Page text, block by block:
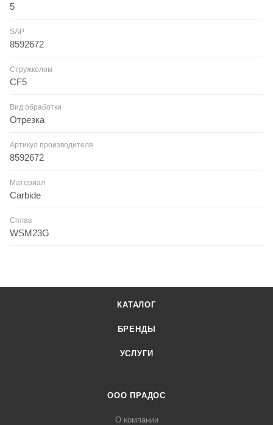
5
SAP
8592672
Стружколом
CF5
Вид обработки
Отрезка
Артикул производителя
8592672
Материал
Carbide
Сплав
WSM23G
КАТАЛОГ
БРЕНДЫ
УСЛУГИ
ООО ПРАДОС
О компании